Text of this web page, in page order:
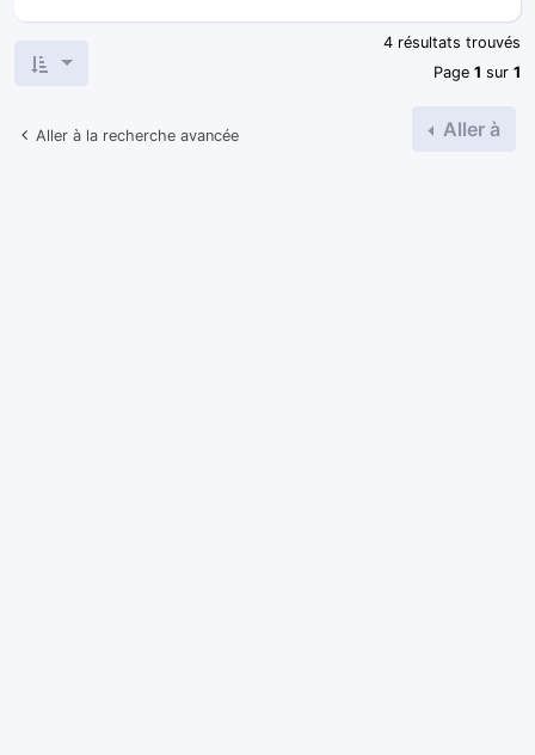
4 résultats trouvés
Page 1 sur 1
Aller à la recherche avancée Aller à